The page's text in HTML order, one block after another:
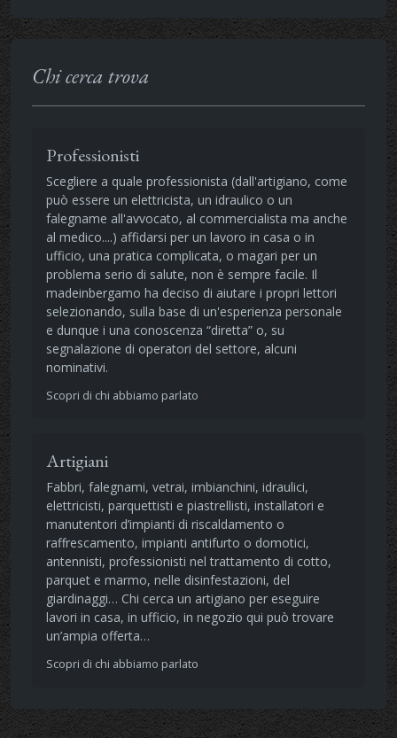
Chi cerca trova
Professionisti
Scegliere a quale professionista (dall'artigiano, come
può essere un elettricista, un idraulico o un
falegname all'avvocato, al commercialista ma anche
al medico....) affidarsi per un lavoro in casa o in
ufficio, una pratica complicata, o magari per un
problema serio di salute, non è sempre facile. Il
madeinbergamo ha deciso di aiutare i propri lettori
selezionando, sulla base di un'esperienza personale
e dunque i una conoscenza “diretta” o, su
segnalazione di operatori del settore, alcuni
nominativi.
Scopri di chi abbiamo parlato
Artigiani
Fabbri, falegnami, vetrai, imbianchini, idraulici,
elettricisti, parquettisti e piastrellisti, installatori e
manutentori d’impianti di riscaldamento o
raffrescamento, impianti antifurto o domotici,
antennisti, professionisti nel trattamento di cotto,
parquet e marmo, nelle disinfestazioni, del
giardinaggi… Chi cerca un artigiano per eseguire
lavori in casa, in ufficio, in negozio qui può trovare
un’ampia offerta…
Scopri di chi abbiamo parlato